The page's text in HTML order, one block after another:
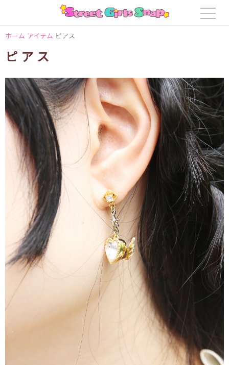
ホーム アイテム ピアス
ピアス